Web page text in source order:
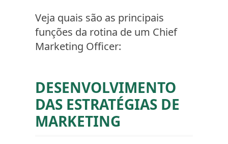
Veja quais são as principais
funções da rotina de um Chief
Marketing Officer:
DESENVOLVIMENTO
DAS ESTRATÉGIAS DE
MARKETING